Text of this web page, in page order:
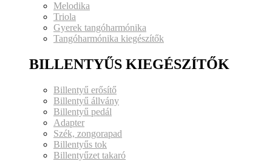
Melodika
Triola
Gyerek tangóharmónika
Tangóharmónika kiegészítők
BILLENTYŰS KIEGÉSZÍTŐK
Billentyű erősítő
Billentyű állvány
Billentyű pedál
Adapter
Szék, zongorapad
Billentyűs tok
Billentyűzet takaró